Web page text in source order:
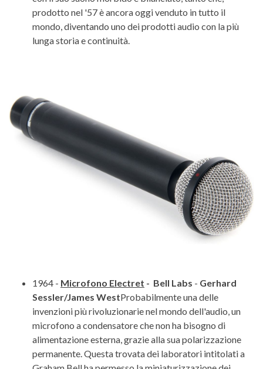
prodotto nel '57 è ancora oggi venduto in tutto il
mondo, diventando uno dei prodotti audio con la più
lunga storia e continuità.
1964 - Microfono Electret - Bell Labs - Gerhard
Sessler/James WestProbabilmente una delle
invenzioni più rivoluzionarie nel mondo dell'audio, un
microfono a condensatore che non ha bisogno di
alimentazione esterna, grazie alla sua polarizzazione
permanente. Questa trovata dei laboratori intitolati a